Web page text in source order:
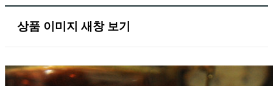
상품 이미지 새창 보기